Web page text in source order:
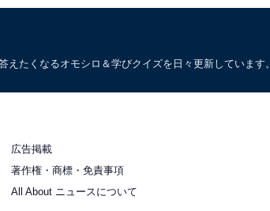
たくなるオモシロ＆学びクイズを日々更新しています。
広告掲載
著作権・商標・免責事項
All About ニュースについて